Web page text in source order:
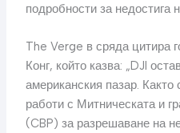
подробности за недостига
The Verge в сряда цитира
Конг, който казва: „DJI
американския пазар.
работи с Митническата и
(CBP) за разрешаване на